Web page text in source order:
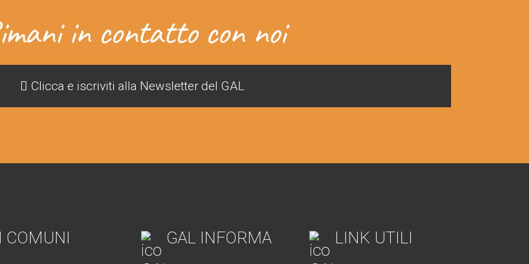
in contatto con noi
Clicca e iscriviti alla Newsletter del GAL
COMUNI GAL INFORMA LINK UTILI